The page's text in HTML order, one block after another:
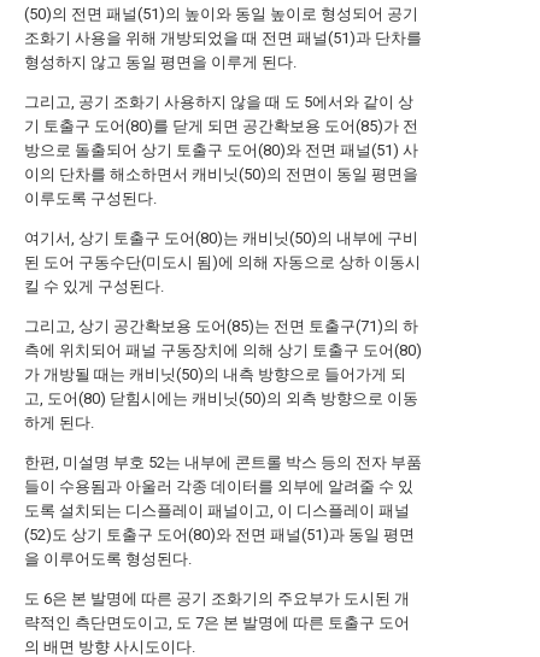
(50)의 전면 패널(51)의 높이와 동일 높이로 형성되어 공기
조화기 사용을 위해 개방되었을 때 전면 패널(51)과 단차를
형성하지 않고 동일 평면을 이루게 된다.
그리고, 공기 조화기 사용하지 않을 때 도 5에서와 같이 상
기 토출구 도어(80)를 닫게 되면 공간확보용 도어(85)가 전
방으로 돌출되어 상기 토출구 도어(80)와 전면 패널(51) 사
이의 단차를 해소하면서 캐비닛(50)의 전면이 동일 평면을
이루도록 구성된다.
여기서, 상기 토출구 도어(80)는 캐비닛(50)의 내부에 구비
된 도어 구동수단(미도시 됨)에 의해 자동으로 상하 이동시
킬 수 있게 구성된다.
그리고, 상기 공간확보용 도어(85)는 전면 토출구(71)의 하
측에 위치되어 패널 구동장치에 의해 상기 토출구 도어(80)
가 개방될 때는 캐비닛(50)의 내측 방향으로 들어가게 되
고, 도어(80) 닫힘시에는 캐비닛(50)의 외측 방향으로 이동
하게 된다.
한편, 미설명 부호 52는 내부에 콘트롤 박스 등의 전자 부품
들이 수용됨과 아울러 각종 데이터를 외부에 알려줄 수 있
도록 설치되는 디스플레이 패널이고, 이 디스플레이 패널
(52)도 상기 토출구 도어(80)와 전면 패널(51)과 동일 평면
을 이루어도록 형성된다.
도 6은 본 발명에 따른 공기 조화기의 주요부가 도시된 개
략적인 측단면도이고, 도 7은 본 발명에 따른 토출구 도어
의 배면 방향 사시도이다.